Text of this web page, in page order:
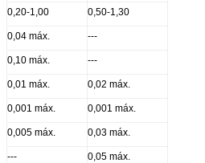
0,20-1,00 0,50-1,30
0,04 máx. ---
0,10 máx. ---
0,01 máx. 0,02 máx.
0,001 máx. 0,001 máx.
0,005 máx. 0,03 máx.
--- 0,05 máx.